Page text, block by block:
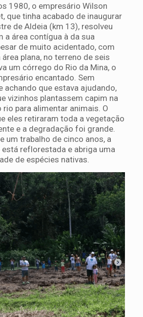
1980, o empresário Wilson
que tinha acabado de inaugurar
de Aldeia (km 13), resolveu
a área contígua à da sua
de muito acidentado, com
plana, no terreno de seis
um córrego do Rio da Mina, o
encantado. Sem
achando que estava ajudando,
vizinhos plantassem capim na
rio para alimentar animais. O
eles retiraram toda a vegetação
e a degradação foi grande.
um trabalho de cinco anos, a
reflorestada e abriga uma
de espécies nativas.